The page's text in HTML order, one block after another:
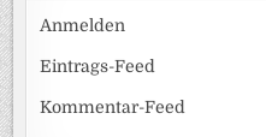
Anmelden
Eintrags-Feed
Kommentar-Feed